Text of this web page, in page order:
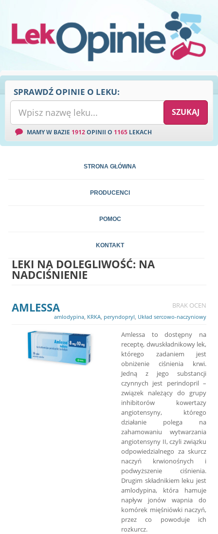
SPRAWDŹ OPINIE O LEKU:
MAMY W BAZIE 1912OPINII O 1165 LEKACH
STRONA GŁÓWNA
PRODUCENCI
POMOC
KONTAKT
LEKI NA DOLEGLIWOŚĆ: NA
NADCIŚNIENIE
AMLESSA BRAK OCEN
amlodypina KRKA peryndopryl Układ sercowo-naczyniowy
Amlessa to dostępny na
receptę, dwuskładnikowy lek,
którego zadaniem jest
obniżenie ciśnienia krwi.
Jedną z jego substancji
czynnych jest perindopril –
związek należący do grupy
inhibitorów kowertazy
angiotensyny, którego
działanie polega na
zahamowaniu wytwarzania
angiotensyny II, czyli związku
odpowiedzialnego za skurcz
naczyń krwionośnych i
podwyższenie ciśnienia.
Drugim składnikiem leku jest
amlodypina, która hamuje
napływ jonów wapnia do
komórek mięśniówki naczyń,
przez co powoduje ich
rozkurcz.